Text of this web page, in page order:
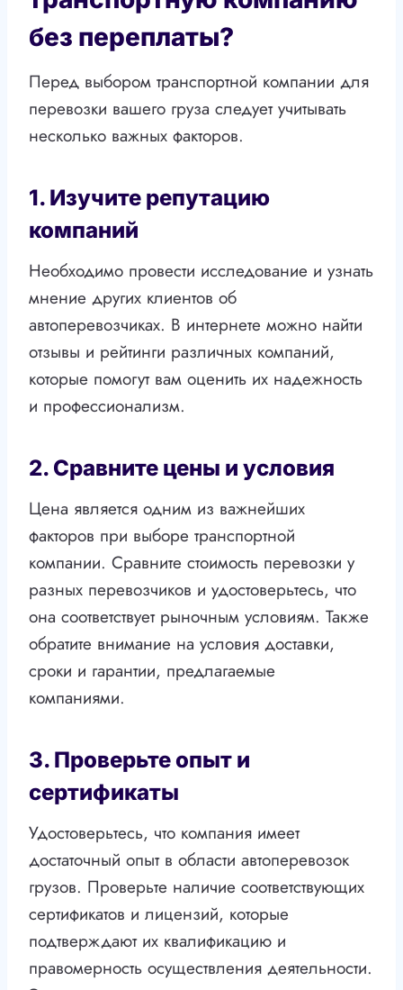
без переплаты?
Перед выбором транспортной компании для
перевозки вашего груза следует учитывать
несколько важных факторов.
1. Изучите репутацию
компаний
Необходимо провести исследование и узнать
мнение других клиентов об
автоперевозчиках. В интернете можно найти
отзывы и рейтинги различных компаний,
которые помогут вам оценить их надежность
и профессионализм.
2. Сравните цены и условия
Цена является одним из важнейших
факторов при выборе транспортной
компании. Сравните стоимость перевозки у
разных перевозчиков и удостоверьтесь, что
она соответствует рыночным условиям. Также
обратите внимание на условия доставки,
сроки и гарантии, предлагаемые
компаниями.
3. Проверьте опыт и
сертификаты
Удостоверьтесь, что компания имеет
достаточный опыт в области автоперевозок
грузов. Проверьте наличие соответствующих
сертификатов и лицензий, которые
подтверждают их квалификацию и
правомерность осуществления деятельности.